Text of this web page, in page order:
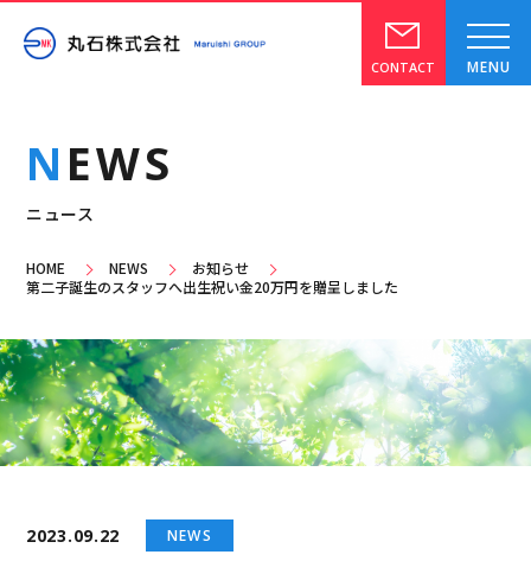
CONTACT
NEWS
ニュース
HOME NEWS
お知らせ
第二子誕生のスタッフへ出生祝い金20万円を贈呈しました
2023.09.22 NEWS